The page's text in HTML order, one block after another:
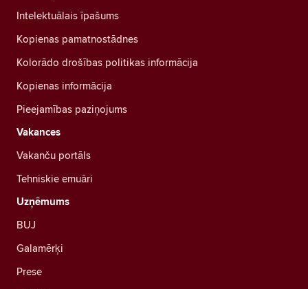
Intelektuālais īpašums
Kopienas pamatnostādnes
Kolorādo drošības politikas informācija
Kopienas informācija
Pieejamības paziņojums
Vakances
Vakanču portāls
Tehniskie emuāri
Uzņēmums
BUJ
Galamērķi
Prese